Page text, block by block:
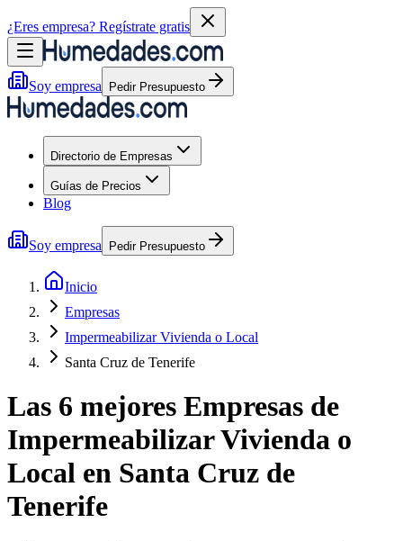
¿Eres empresa? Regístrate gratis
Soy empresa Pedir Presupuesto
Directorio de Empresas
Guías de Precios
Blog
Soy empresa Pedir Presupuesto
Inicio
Empresas
Impermeabilizar Vivienda o Local
Santa Cruz de Tenerife
Las 6 mejores Empresas de
Impermeabilizar Vivienda o
Local en Santa Cruz de
Tenerife